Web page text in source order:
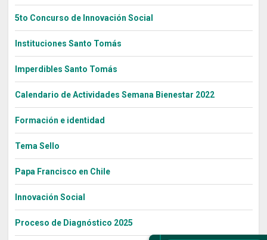
我们是谁
Intranet Docente
Egresados
Alumnos
Admisión
Chat
5to Concurso de Innovación Social
Instituciones Santo Tomás
Imperdibles Santo Tomás
Calendario de Actividades Semana Bienestar 2022
Formación e identidad
Tema Sello
Papa Francisco en Chile
Innovación Social
Proceso de Diagnóstico 2025